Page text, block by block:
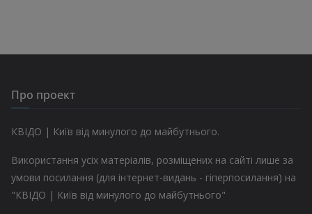
Про проект
КВІДО | Київ від минулого до майбутнього.
Використання усіх матеріалів, розміщених на сайті лише за
умови посилання (для інтернет-видань - гіперпосилання) на
"КВІДО | Київ від минулого до майбутнього"